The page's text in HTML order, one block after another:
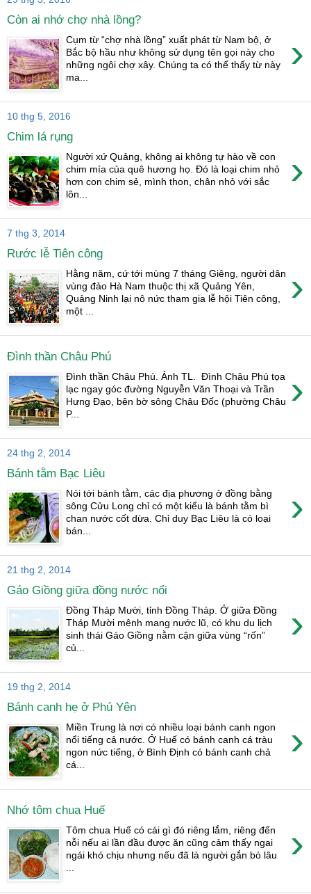
Còn ai nhớ chợ nhà lồng?
›
Cụm từ “chợ nhà lồng” xuất phát từ Nam bộ, ở
Bắc bộ hầu như không sử dụng tên gọi này cho
những ngôi chợ xây. Chúng ta có thể thấy từ này
ma...
10 thg 5, 2016
Chim lá rụng
›
Người xứ Quảng, không ai không tự hào về con
chim mía của quê hương họ. Đó là loại chim nhỏ
hơn con chim sẻ, mình thon, chân nhỏ với sắc
lôn...
7 thg 3, 2014
Rước lễ Tiên công
›
Hằng năm, cứ tới mùng 7 tháng Giêng, người dân
vùng đảo Hà Nam thuộc thị xã Quảng Yên,
Quảng Ninh lại nô nức tham gia lễ hội Tiên công,
một ...
Đình thần Châu Phú
›
Đình thần Châu Phú. Ảnh TL. Đình Châu Phú tọa
lạc ngay góc đường Nguyễn Văn Thoại và Trần
Hưng Đạo, bên bờ sông Châu Đốc (phường Châu
P...
24 thg 2, 2014
Bánh tằm Bạc Liêu
›
Nói tới bánh tằm, các địa phương ở đồng bằng
sông Cửu Long chỉ có một kiểu là bánh tằm bì
chan nước cốt dừa. Chỉ duy Bạc Liêu là có loại
bán...
21 thg 2, 2014
Gáo Giồng giữa đồng nước nổi
›
Đồng Tháp Mười, tỉnh Đồng Tháp. Ở giữa Đồng
Tháp Mười mênh mang nước lũ, có khu du lịch
sinh thái Gáo Giồng nằm cận giữa vùng “rốn”
củ...
19 thg 2, 2014
Bánh canh hẹ ở Phú Yên
›
Miền Trung là nơi có nhiều loại bánh canh ngon
nổi tiếng cả nước. Ở Huế có bánh canh cá tràu
ngon nức tiếng, ở Bình Định có bánh canh chả
cá...
Nhớ tôm chua Huế
›
Tôm chua Huế có cái gì đó riêng lắm, riêng đến
nỗi nếu ai lần đầu được ăn cũng cảm thấy ngai
ngái khó chịu nhưng nếu đã là người gắn bó lâu